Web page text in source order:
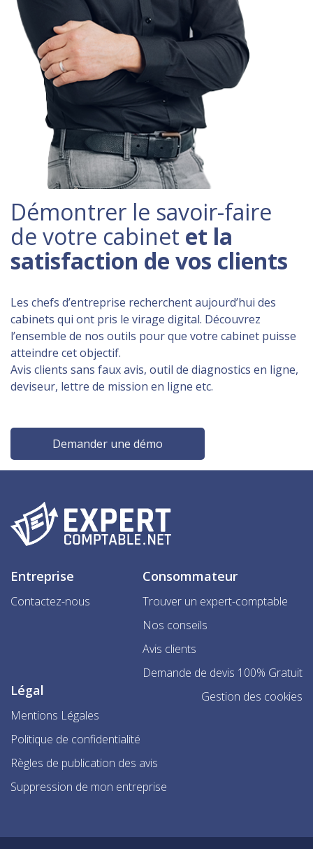
Démontrer le savoir-faire
de votre cabinet et la
satisfaction de vos clients
Les chefs d’entreprise recherchent aujourd’hui des
cabinets qui ont pris le virage digital. Découvrez
l’ensemble de nos outils pour que votre cabinet puisse
atteindre cet objectif.
Avis clients sans faux avis, outil de diagnostics en ligne,
deviseur, lettre de mission en ligne etc.
Demander une démo
Entreprise
Contactez-nous
Consommateur
Trouver un expert-comptable
Nos conseils
Avis clients
Demande de devis 100% Gratuit
Légal
Mentions Légales
Politique de confidentialité
Règles de publication des avis
Suppression de mon entreprise
Gestion des cookies